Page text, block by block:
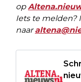
op
Iets te melden?
naar